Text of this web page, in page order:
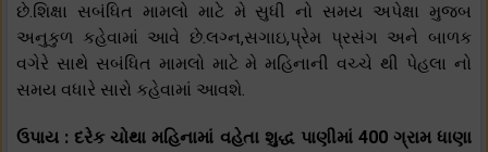
છે.શિક્ષા સબંધિત મામલો માટે મે સુધી નો સમય અપેક્ષા મુજબ
અનુકુળ કહેવામાં આવે છે.લગ્ન,સગાઇ,પ્રેમ પ્રસંગ અને બાળક
વગેરે સાથે સબંધિત મામલો માટે મે મહિનાની વચ્ચે થી પેહલા નો
સમય વધારે સારો કહેવામાં આવશે.
ઉપાય : દરેક ચોથા મહિનામાં વહેતા શુદ્ધ પાણીમાં 400 ગ્રામ ધાણા